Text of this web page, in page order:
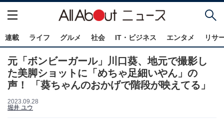
連載 ライフ グルメ 社会 IT・ビジネス エンタメ リサ
元「ボンビーガール」川口葵、地元で撮影し
た美脚ショットに「めちゃ足細いやん」の
声！ 「葵ちゃんのおかげで階段が映えてる」
2023.09.28
堀井 ユウ